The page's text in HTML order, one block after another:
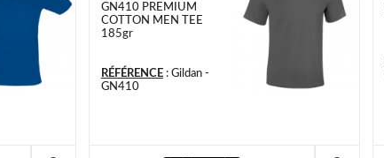
GN410 PREMIUM
COTTON MEN TEE
185gr
RÉFÉRENCE: Gildan -
GN410